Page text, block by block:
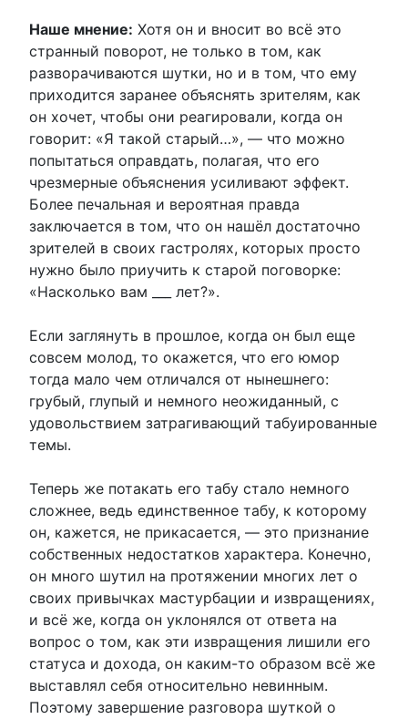
Наше мнение: Хотя он и вносит во всё это
странный поворот, не только в том, как
разворачиваются шутки, но и в том, что ему
приходится заранее объяснять зрителям, как
он хочет, чтобы они реагировали, когда он
говорит: «Я такой старый…», — что можно
попытаться оправдать, полагая, что его
чрезмерные объяснения усиливают эффект.
Более печальная и вероятная правда
заключается в том, что он нашёл достаточно
зрителей в своих гастролях, которых просто
нужно было приучить к старой поговорке:
«Насколько вам ___ лет?».
Если заглянуть в прошлое, когда он был еще
совсем молод, то окажется, что его юмор
тогда мало чем отличался от нынешнего:
грубый, глупый и немного неожиданный, с
удовольствием затрагивающий табуированные
темы.
Теперь же потакать его табу стало немного
сложнее, ведь единственное табу, к которому
он, кажется, не прикасается, — это признание
собственных недостатков характера. Конечно,
он много шутил на протяжении многих лет о
своих привычках мастурбации и извращениях,
и всё же, когда он уклонялся от ответа на
вопрос о том, как эти извращения лишили его
статуса и дохода, он каким-то образом всё же
выставлял себя относительно невинным.
Поэтому завершение разговора шуткой о